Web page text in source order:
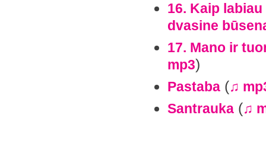
16. Kaip
dvasine
17. Mano ir
mp3)
Pastaba (♫
Santrauka (♫